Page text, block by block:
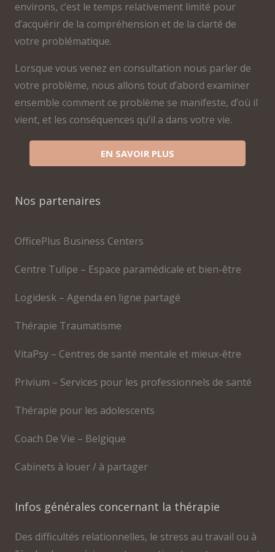
environs, c’est le temps relativement limité pour
d’acquérir de la compréhension et de la clarté de
votre problématique.
Lorsque vous venez en consultation nous parler de
votre problème, nous allons tout d’abord examiner
ensemble comment ce problème se manifeste, d’où il
vient, et les conséquences qu’il a dans votre vie.
EN SAVOIR PLUS
Nos partenaires
OfficePlus Business Centers
Centre Tulipe – Espace paramédicale et bien-être
Logidesk – Agenda en ligne partagé
Thérapie Traumatisme
VitaPsy – Centres de santé mentale et mieux-être
Privium – Services pour les professionnels de santé
Thérapie pour les adolescents
Coach De Vie – Belgique
Cabinets à louer / à partager
Infos générales concernant la thérapie
Des difficultés relationnelles, le stress au travail ou à